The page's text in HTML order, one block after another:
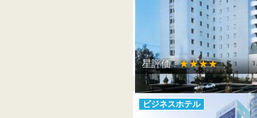
星評価 :★★★★
ビジネスホテル